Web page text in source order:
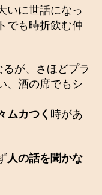
いに世話になっ
でも時折飲む仲
が、さほどプラ
、酒の席でもシ
ムカつく 時があ
人の話を聞かな